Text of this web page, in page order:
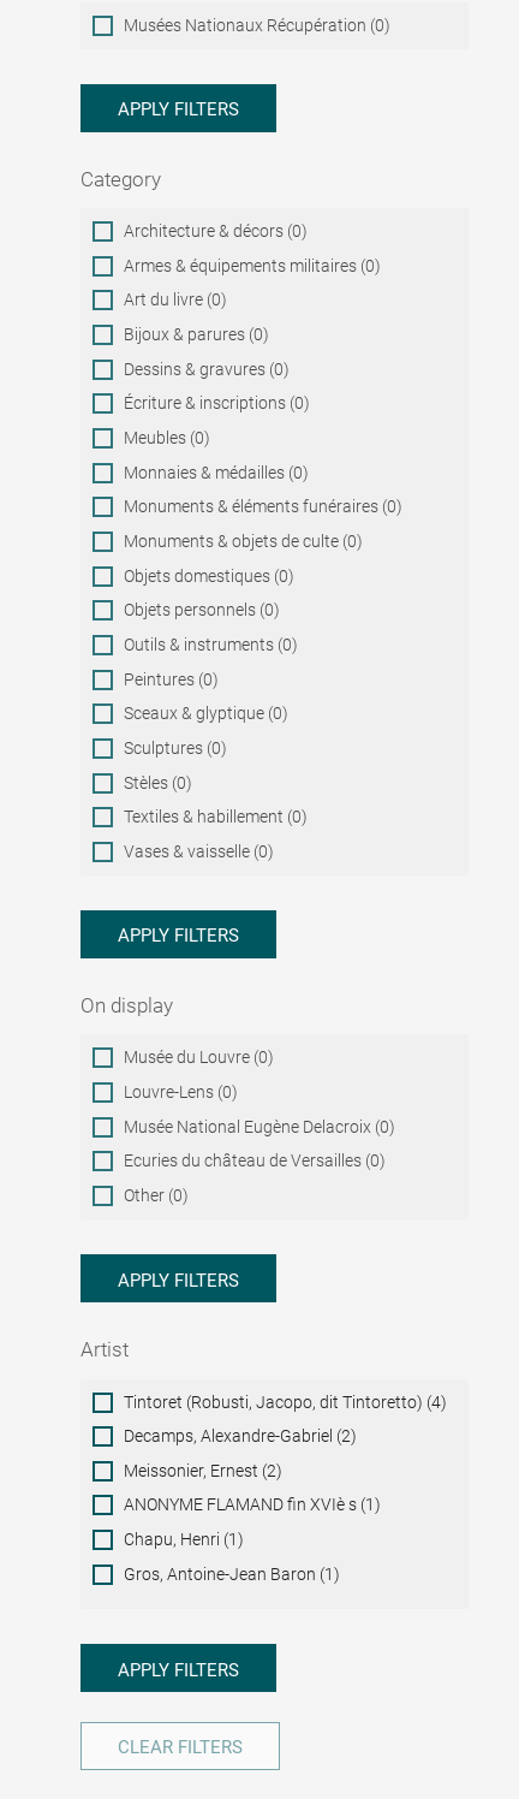
Musées
Nationaux
Musées Nationaux Récupération (0)
APPLY FILTERS
Category
Category
Architecture & décors (0)
Armes & équipements militaires (0)
Art du livre (0)
Bijoux & parures (0)
Dessins & gravures (0)
Écriture & inscriptions (0)
Meubles (0)
Monnaies & médailles (0)
Monuments & éléments funéraires (0)
Monuments & objets de culte (0)
Objets domestiques (0)
Objets personnels (0)
Outils & instruments (0)
Peintures (0)
Sceaux & glyptique (0)
Sculptures (0)
Stèles (0)
Textiles & habillement (0)
Vases & vaisselle (0)
APPLY FILTERS
On display
On
display
Musée du Louvre (0)
Louvre-Lens (0)
Musée National Eugène Delacroix (0)
Ecuries du château de Versailles (0)
Other (0)
APPLY FILTERS
Artist
ArtistTintoret (Robusti, Jacopo, dit Tintoretto) (4)
Decamps, Alexandre-Gabriel (2)
Meissonier, Ernest (2)
ANONYME FLAMAND fin XVIè s (1)
Chapu, Henri (1)
Gros, Antoine-Jean Baron (1)
APPLY FILTERS
CLEAR FILTERS